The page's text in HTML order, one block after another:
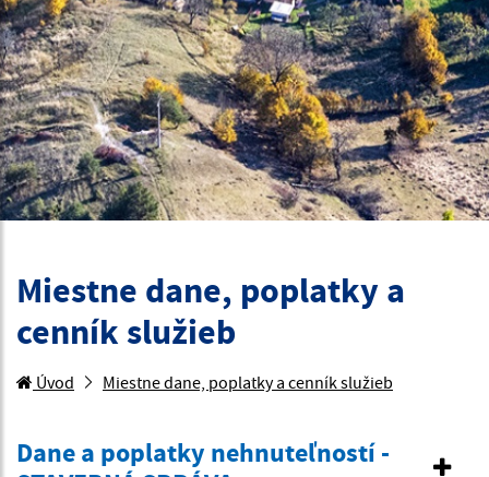
Miestne dane, poplatky a
cenník služieb
Úvod Miestne dane, poplatky a cenník služieb
Dane a poplatky nehnuteľností -